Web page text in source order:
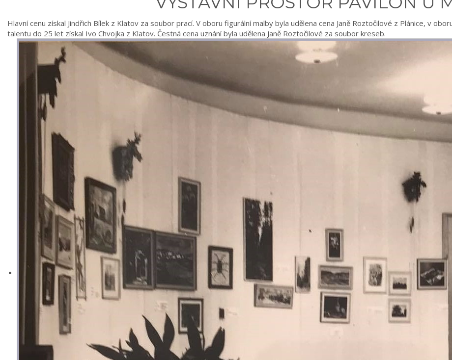
Hlavní cenu získal Jindřich Bílek z Klatov za soubor prací. V oboru figurální malby byla udělena cena Janě Roztočilové z Plánice, v
talentu do 25 let získal Ivo Chvojka z Klatov. Čestná cena uznání byla udělena Janě Roztočilové za soubor kreseb.